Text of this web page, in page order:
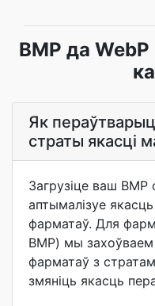
BMP да
Як
страты якасці
Загрузіце ваш
аптымалізуе
фарматаў. Для
BMP) мы
фарматаў з
змяніць якасць